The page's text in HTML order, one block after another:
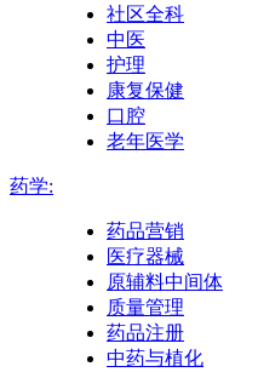
社区全科
中医
护理
康复保健
口腔
老年医学
药学:
药品营销
医疗器械
原辅料中间体
质量管理
药品注册
中药与植化